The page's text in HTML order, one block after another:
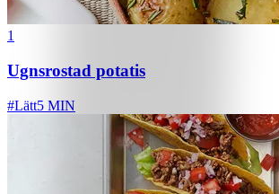
1
Ugnsrostad potatis
#Lätt5 MIN